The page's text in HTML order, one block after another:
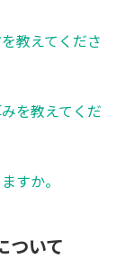
教えてくださ
を教えてくだ
すか。
ついて